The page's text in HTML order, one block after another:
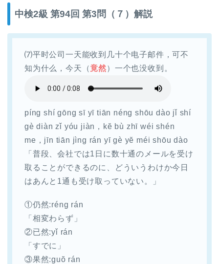
中検2級 第94回 第3問（７）解説
⑺平时公司一天能收到几十个电子邮件，可不
知为什么，今天（竟然）一个也没收到。
píng shí gōng sī yī tiān néng shōu dào jǐ shí
gè diàn zǐ yóu jiàn，kĕ bù zhī wéi shén
me，jīn tiān jìng rán yī gè yĕ méi shōu dào
「普段、会社では1日に数十通のメールを受け
取ることができるのに、どういうわけか今日
はあんと1通も受け取っていない。」
①仍然:réng rán
「相変わらず」
②已然:yǐ rán
「すでに」
③果然:guŏ rán